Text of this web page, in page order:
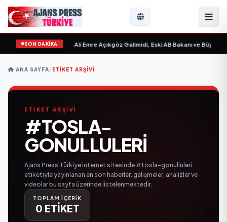
SON DAKİKA
“ yayımlandı Ali Emre Açıkgöz Galimidi, Eski AB Bakanı ve
ANA SAYFA/ETIKET ARŞIVI
ETİKET ARŞİVİ
#TOSLA-
GONULLULERI
Ajans Press Türkiye internet sitesinde #tosla-gonulluleri
etiketiyle yayınlanan en son haberler, gelişmeler, analizler ve
videolar bu sayfa üzerinde listelenmektedir.
TOPLAM İÇERİK
0 ETİKET